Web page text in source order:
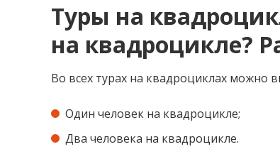
Туры на
на квадроцикле?
Во всех турах на квадроциклах можно
Один человек на квадроцикле;⁣⁣
Два человека на квадроцикле.⁣⁣